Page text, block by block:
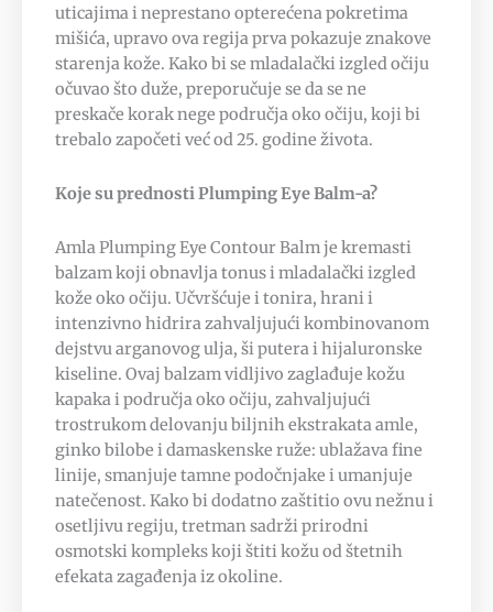
uticajima i neprestano opterećena pokretima
mišića, upravo ova regija prva pokazuje znakove
starenja kože. Kako bi se mladalački izgled očiju
očuvao što duže, preporučuje se da se ne
preskače korak nege područja oko očiju, koji bi
trebalo započeti već od 25. godine života.
Koje su prednosti Plumping Eye Balm-a?
Amla Plumping Eye Contour Balm je kremasti
balzam koji obnavlja tonus i mladalački izgled
kože oko očiju. Učvršćuje i tonira, hrani i
intenzivno hidrira zahvaljujući kombinovanom
dejstvu arganovog ulja, ši putera i hijaluronske
kiseline. Ovaj balzam vidljivo zaglađuje kožu
kapaka i područja oko očiju, zahvaljujući
trostrukom delovanju biljnih ekstrakata amle,
ginko bilobe i damaskenske ruže: ublažava fine
linije, smanjuje tamne podočnjake i umanjuje
natečenost. Kako bi dodatno zaštitio ovu nežnu i
osetljivu regiju, tretman sadrži prirodni
osmotski kompleks koji štiti kožu od štetnih
efekata zagađenja iz okoline.